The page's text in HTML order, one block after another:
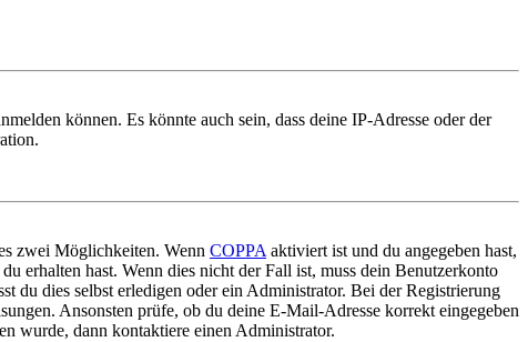
können. Es könnte auch sein, dass deine IP-Adresse oder der
zwei Möglichkeiten. Wenn COPPA aktiviert ist und du angegeben hast,
erhalten hast. Wenn dies nicht der Fall ist, muss dein Benutzerkonto
du dies selbst erledigen oder ein Administrator. Bei der Registrierung
Ansonsten prüfe, ob du deine E-Mail-Adresse korrekt eingegeben
wurde, dann kontaktiere einen Administrator.